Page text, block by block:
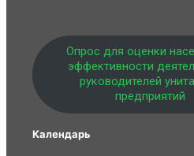
Опрос для оценки
эффективности
руководителей
предприятий
Календарь